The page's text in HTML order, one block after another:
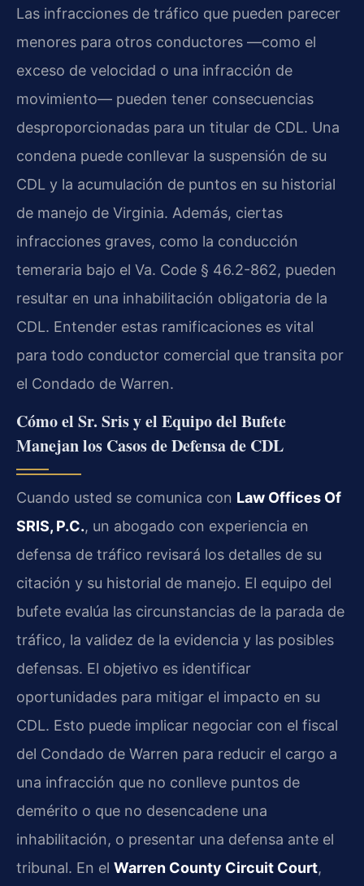
Las infracciones de tráfico que pueden parecer
menores para otros conductores —como el
exceso de velocidad o una infracción de
movimiento— pueden tener consecuencias
desproporcionadas para un titular de CDL. Una
condena puede conllevar la suspensión de su
CDL y la acumulación de puntos en su historial
de manejo de Virginia. Además, ciertas
infracciones graves, como la conducción
temeraria bajo el Va. Code § 46.2-862, pueden
resultar en una inhabilitación obligatoria de la
CDL. Entender estas ramificaciones es vital
para todo conductor comercial que transita por
el Condado de Warren.
Cómo el Sr. Sris y el Equipo del Bufete
Manejan los Casos de Defensa de CDL
Cuando usted se comunica con Law Offices Of
SRIS, P.C., un abogado con experiencia en
defensa de tráfico revisará los detalles de su
citación y su historial de manejo. El equipo del
bufete evalúa las circunstancias de la parada de
tráfico, la validez de la evidencia y las posibles
defensas. El objetivo es identificar
oportunidades para mitigar el impacto en su
CDL. Esto puede implicar negociar con el fiscal
del Condado de Warren para reducir el cargo a
una infracción que no conlleve puntos de
demérito o que no desencadene una
inhabilitación, o presentar una defensa ante el
tribunal. En el Warren County Circuit Court,